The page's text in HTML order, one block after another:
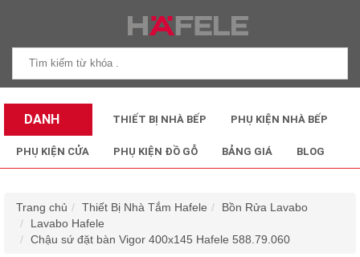
DANH
MỤC SẢN
THIẾT BỊ NHÀ BẾP PHỤ KIỆN NHÀ BẾP
PHỤ KIỆN CỬA PHỤ KIỆN ĐỒ GỖ BẢNG GIÁ BLOG
Trang chủ Thiết Bị Nhà Tắm Hafele
Bồn Rửa Lavabo
Lavabo Hafele
Chậu sứ đặt bàn Vigor 400x145 Hafele 588.79.060